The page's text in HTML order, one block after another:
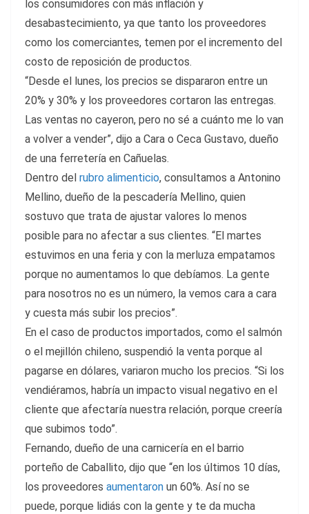
los consumidores con más inflación y
desabastecimiento, ya que tanto los proveedores
como los comerciantes, temen por el incremento del
costo de reposición de productos.
“Desde el lunes, los precios se dispararon entre un
20% y 30% y los proveedores cortaron las entregas.
Las ventas no cayeron, pero no sé a cuánto me lo van
a volver a vender”, dijo a Cara o Ceca Gustavo, dueño
de una ferretería en Cañuelas.
Dentro del rubro alimenticio, consultamos a Antonino
Mellino, dueño de la pescadería Mellino, quien
sostuvo que trata de ajustar valores lo menos
posible para no afectar a sus clientes. “El martes
estuvimos en una feria y con la merluza empatamos
porque no aumentamos lo que debíamos. La gente
para nosotros no es un número, la vemos cara a cara
y cuesta más subir los precios”.
En el caso de productos importados, como el salmón
o el mejillón chileno, suspendió la venta porque al
pagarse en dólares, variaron mucho los precios. “Si los
vendiéramos, habría un impacto visual negativo en el
cliente que afectaría nuestra relación, porque creería
que subimos todo”.
Fernando, dueño de una carnicería en el barrio
porteño de Caballito, dijo que “en los últimos 10 días,
los proveedores aumentaron un 60%. Así no se
puede, porque lidiás con la gente y te da mucha